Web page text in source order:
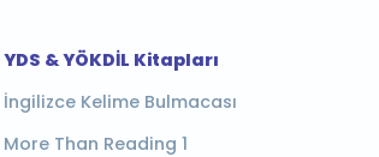
YDS & YÖKDİL Kitapları
İngilizce Kelime Bulmacası
More Than Reading 1